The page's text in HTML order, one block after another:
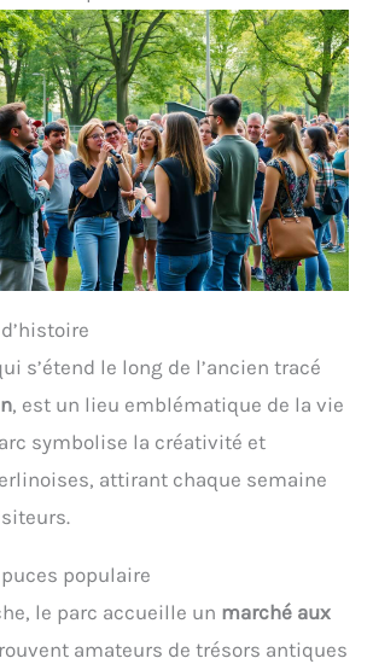
s’étend le long de l’ancien tracé
, est un lieu emblématique de la vie
symbolise la créativité et
attirant chaque semaine
populaire
le parc accueille un marché aux
amateurs de trésors antiques